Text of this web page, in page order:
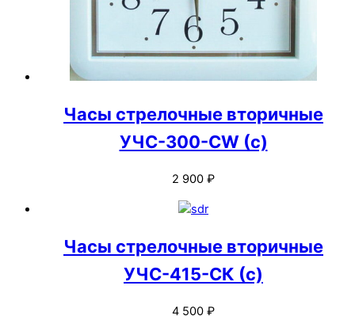
Часы стрелочные вторичные
УЧС-300-CW (с)
2 900 ₽
Часы стрелочные вторичные
УЧС-415-СК (c)
4 500 ₽